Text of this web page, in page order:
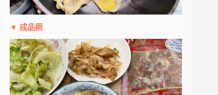
▼ 成品照